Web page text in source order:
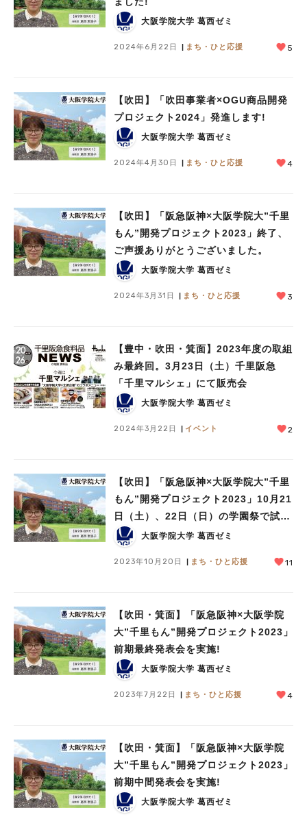
大阪学院大学 葛西ゼミ
2024年6月22日 まち・ひと応援 5
【吹田】「吹田事業者×OGU商品開発
プロジェクト2024」発進します!
大阪学院大学 葛西ゼミ
2024年4月30日 まち・ひと応援 4
【吹田】「阪急阪神×大阪学院大”千里
もん”開発プロジェクト2023」終了、
ご声援ありがとうございました。
大阪学院大学 葛西ゼミ
2024年3月31日 まち・ひと応援 3
【豊中・吹田・箕面】2023年度の取組
み最終回。3月23日（土）千里阪急
「千里マルシェ」にて販売会
大阪学院大学 葛西ゼミ
2024年3月22日 イベント 2
【吹田】「阪急阪神×大阪学院大”千里
もん”開発プロジェクト2023」10月21
日（土）、22日（日）の学園祭で試食
会します!大阪学院大学 葛西ゼミ
2023年10月20日 まち・ひと応援 11
【吹田・箕面】「阪急阪神×大阪学院
大”千里もん”開発プロジェクト2023」
前期最終発表会を実施!
大阪学院大学 葛西ゼミ
2023年7月22日 まち・ひと応援 4
【吹田・箕面】「阪急阪神×大阪学院
大”千里もん”開発プロジェクト2023」
前期中間発表会を実施!
大阪学院大学 葛西ゼミ
人気のキーワード
#今週どこいく？#自然とふれあう